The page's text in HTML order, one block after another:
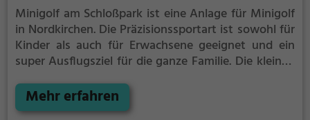
Minigolf am Schloßpark ist eine Anlage für Minigolf
in Nordkirchen. Die Präzisionssportart ist sowohl für
Kinder als auch für Erwachsene geeignet und ein
super Ausflugsziel für die ganze Familie. Die kleinen
Geschicklichkeitswettbewerb ein - wer schafft es mit
den wenigsten Schlägen alle Bahnen zu bezwingen?
Mehr erfahren